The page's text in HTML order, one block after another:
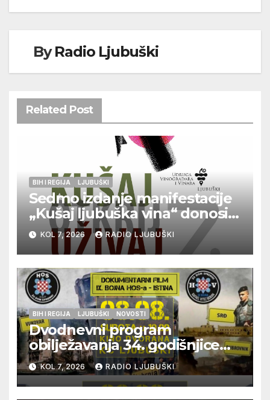
ByRadio Ljubuški
Related Post
BIH I REGIJA LJUBUŠKI
Sedmo izdanje manifestacije
„Kušaj ljubuška vina“ donosi
vrhunska vina, gastronomiju i
glazbu
KOL 7, 2026 RADIO LJUBUŠKI
BIH I REGIJA LJUBUŠKI NOVOSTI
Dvodnevni program
obilježavanja 34. godišnjice
pogibije generala Blaža
Kraljevića i osmorice
pripadnika HOS-a
KOL 7, 2026 RADIO LJUBUŠKI